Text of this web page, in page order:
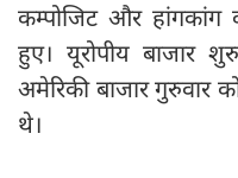
कम्पोजिट और
हुए। यूरोपीय बाजार
अमेरिकी बाजार गुरुवार
थे।